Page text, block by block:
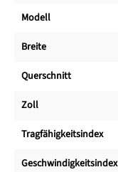
Modell
Breite
Querschnitt
Zoll
Tragfähigkeitsindex
Geschwindigkeitsindex